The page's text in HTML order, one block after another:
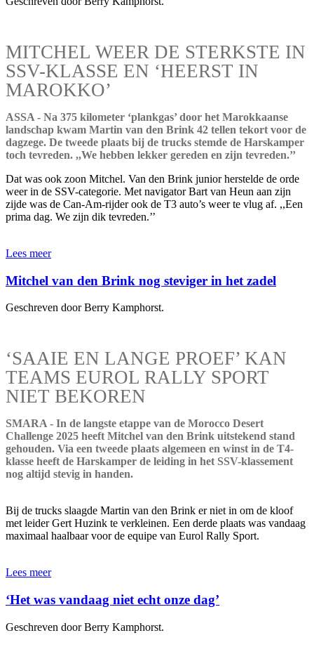
MITCHEL WEER DE STERKSTE IN
SSV-KLASSE EN ‘HEERST IN
MAROKKO’
ASSA - Na 375 kilometer ‘plankgas’ door het Marokkaanse
landschap kwam Martin van den Brink 42 tellen tekort voor de
dagzege. De tweede plaats bij de trucks stemde de Harskamper
toch tevreden. ,,We hebben lekker gereden en zijn tevreden.’’
Dat was ook zoon Mitchel. Van den Brink junior herstelde de orde
weer in de SSV-categorie. Met navigator Bart van Heun aan zijn
zijde was de Can-Am-rijder ook de T3 auto’s weer te vlug af. ,,Een
prima dag. We zijn dik tevreden.’’
Lees meer
Mitchel van den Brink nog steviger in het zadel
Geschreven door Berry Kamphorst.
‘SAAIE EN LANGE PROEF’ KAN
TEAMS EUROL RALLY SPORT
NIET BEKOREN
SMARA - In de langste etappe van de Morocco Desert
Challenge 2025 heeft Mitchel van den Brink uitstekend stand
gehouden. Via een tweede plaats algemeen en winst in de T4-
klasse heeft de Harskamper de leiding in het SSV-klassement
nog altijd stevig in handen.
Bij de trucks slaagde Martin van den Brink er niet in om de kloof
met leider Gert Huzink te verkleinen. Een derde plaats was vandaag
maximaal haalbaar voor de equipe van Eurol Rally Sport.
Lees meer
‘Het was vandaag niet echt onze dag’
Geschreven door Berry Kamphorst.